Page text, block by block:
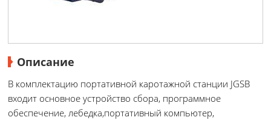
Описание
В комплектацию портативной каротажной станции JGSB
входит основное устройство сбора, программное
обеспечение, лебедка,портативный компьютер,